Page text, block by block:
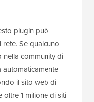
plugin può
Se qualcuno
nella community di
automaticamente
il sito web di
oltre 1 milione di siti